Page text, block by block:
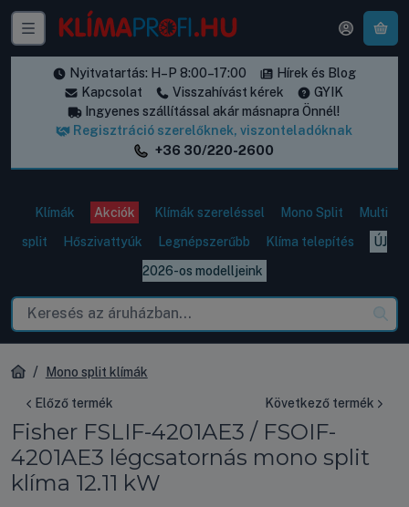
Nyitvatartás: H–P 8:00–17:00
Hírek és Blog
Kapcsolat
Visszahívást kérek
GYIK
Ingyenes szállítással akár másnapra Önnél!
Regisztráció szerelőknek, viszonteladóknak
+36 30/220-2600
Klímák Akciók Klímák szereléssel Mono Split
Multi
split
Hőszivattyúk Legnépszerűbb Klíma telepítés
ÚJ
2026-os modelljeink
Mono split klímák
Előző termék Következő termék
Fisher FSLIF-4201AE3 / FSOIF-
4201AE3 légcsatornás mono split
klíma 12.11 kW